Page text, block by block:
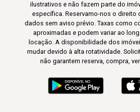
ilustrativos e não fazem parte do
específica. Reservamo-nos o direito
dados sem aviso prévio. Taxas como
aproximadas e podem variar ao
locação. A disponibilidade dos
mudar devido à alta rotatividade.
não garantem reserva, compra,